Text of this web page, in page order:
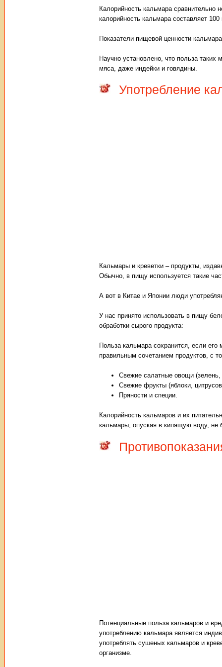
Калорийность кальмара сравнительно
калорийность кальмара составляет
Показатели пищевой ценности
Научно установлено, что польза таких
мяса, даже индейки и говядины.
Употребление
Кальмары и креветки – продукты,
Обычно, в пищу используется такие
А вот в Китае и Японии люди
У нас принято использовать в пищу
обработки сырого продукта:
Польза кальмара сохранится, если
правильным сочетанием продуктов, с
Свежие салатные овощи (зелень,
Свежие фрукты (яблоки,
Пряности и специи.
Калорийность кальмаров и их
кальмары, опуская в кипящую воду, не
Потенциальные польза кальмаров и
употреблению кальмара является
употреблять сушеных кальмаров и
организме.